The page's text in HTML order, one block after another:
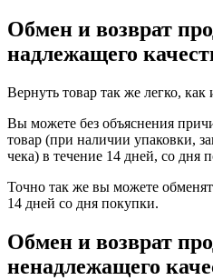
Обмен и возврат
надлежащего
Вернуть товар так же легко, как
Вы можете без объяснения
товар (при наличии упаковки,
чека) в течение 14 дней, со дня
Точно так же вы можете
14 дней со дня покупки.
Обмен и возврат
ненадлежащего